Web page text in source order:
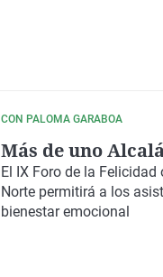
CON PALOMA GARABOA
Más de uno
El IX Foro de la
Norte permitirá a los
bienestar emocional